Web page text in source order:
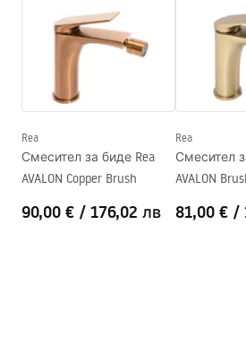
Материал
Обхват на чучура
Технология
Диаметър на връзката
Гаранционни условия
Rea
Смесител за биде Rea
AVALON Copper Brush
90,00 € / 176,02 лв
Rea
Смесител
AVALON
81,00 € /